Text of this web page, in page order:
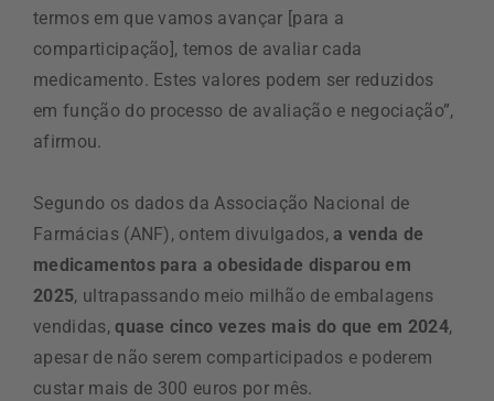
termos em que vamos avançar [para a
comparticipação], temos de avaliar cada
medicamento. Estes valores podem ser reduzidos
em função do processo de avaliação e negociação”,
afirmou.
Segundo os dados da Associação Nacional de
Farmácias (ANF), ontem divulgados,a venda de
medicamentos para a obesidade disparou em
2025, ultrapassando meio milhão de embalagens
vendidas,quase cinco vezes mais do que em 2024,
apesar de não serem comparticipados e poderem
custar mais de 300 euros por mês.